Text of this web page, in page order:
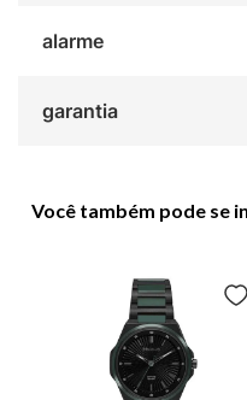
alarme
garantia
Você também pode se